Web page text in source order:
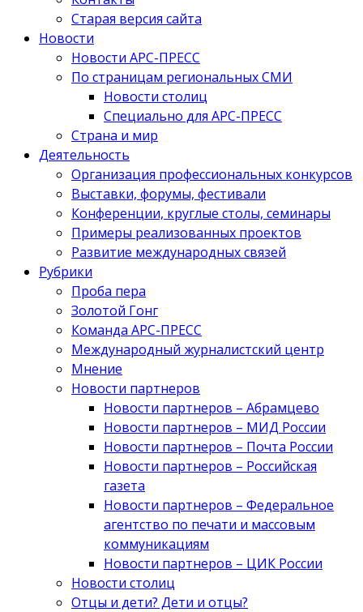
Старая версия сайта
Новости
Новости АРС-ПРЕСС
По страницам региональных СМИ
Новости столиц
Специально для АРС-ПРЕСС
Страна и мир
Деятельность
Организация профессиональных конкурсов
Выставки, форумы, фестивали
Конференции, круглые столы, семинары
Примеры реализованных проектов
Развитие международных связей
Рубрики
Проба пера
Золотой Гонг
Команда АРС-ПРЕСС
Международный журналистский центр
Мнение
Новости партнеров
Новости партнеров – Абрамцево
Новости партнеров – МИД России
Новости партнеров – Почта России
Новости партнеров – Российская
газета
Новости партнеров – Федеральное
агентство по печати и массовым
коммуникациям
Новости партнеров – ЦИК России
Новости столиц
Отцы и дети? Дети и отцы?